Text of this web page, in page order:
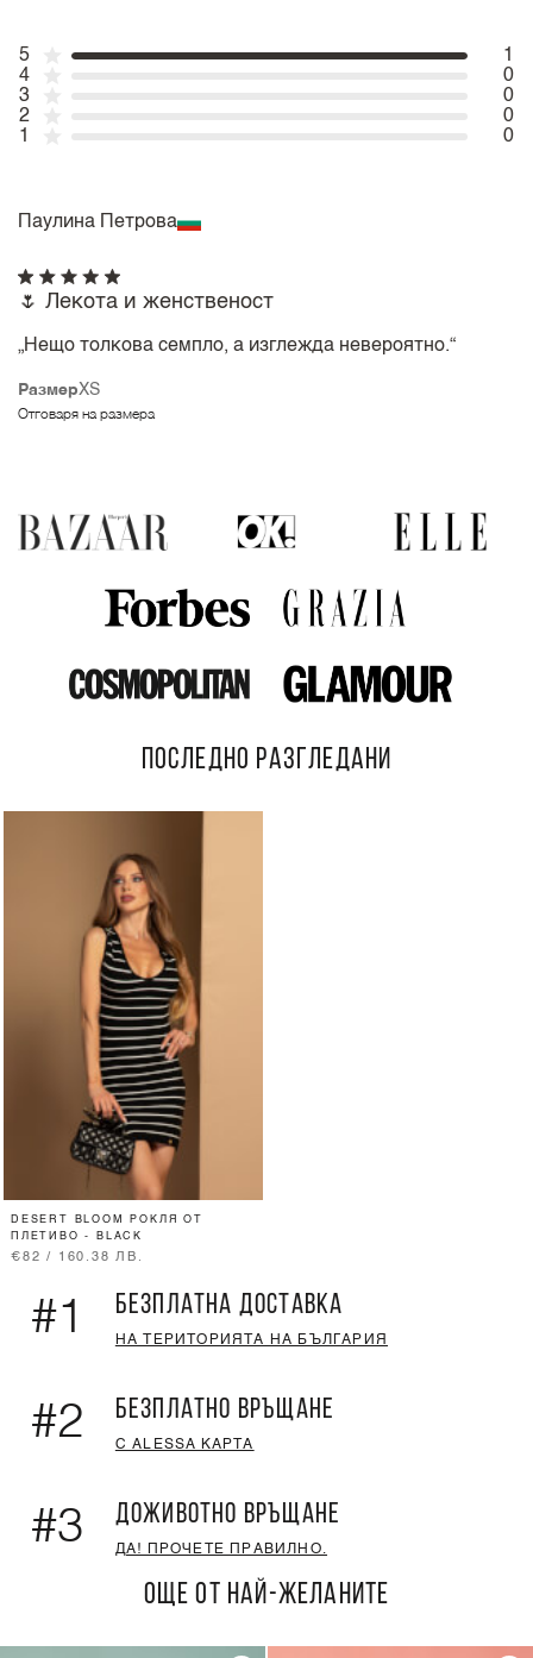
5
1
4
0
3
0
2
0
1
0
Паулина Петрова
РазмерXS
Отговаря на размера
🌷 Лекота и женственост
„Нещо толкова семпло, а изглежда невероятно.“
ПОСЛЕДНО РАЗГЛЕДАНИ
DESERT BLOOM РОКЛЯ ОТ
ПЛЕТИВО - BLACK
€82 / 160.38 ЛВ.
#1 БЕЗПЛАТНА ДОСТАВКА
НА ТЕРИТОРИЯТА НА БЪЛГАРИЯ
#2 БЕЗПЛАТНО ВРЪЩАНЕ
С ALESSA КАРТА
#3 ДОЖИВОТНО ВРЪЩАНЕ
ДА! ПРОЧЕТЕ ПРАВИЛНО.
ОЩЕ ОТ НАЙ-ЖЕЛАНИТЕ